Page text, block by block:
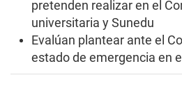
pretenden realizar en el
universitaria y Sunedu
Evalúan plantear ante el
estado de emergencia en